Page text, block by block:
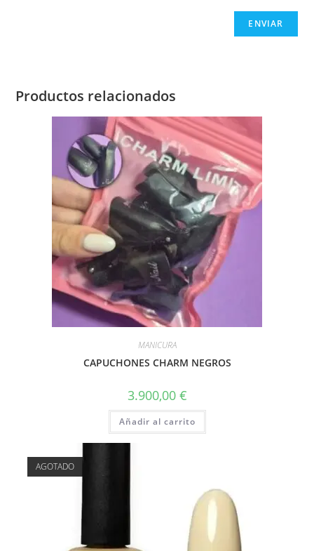
Productos relacionados
MANICURA
CAPUCHONES CHARM NEGROS
3.900,00 €
Añadir al carrito
AGOTADO